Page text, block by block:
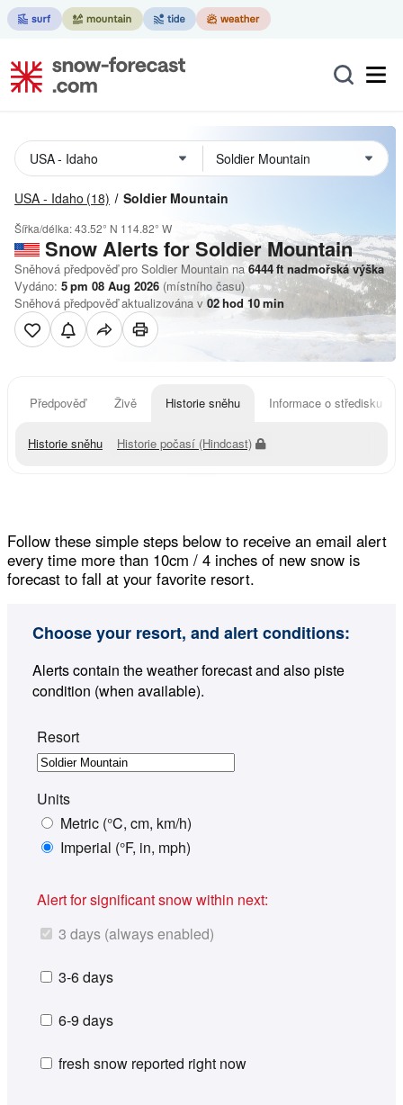
USA - Idaho (18) Soldier Mountain
Šířka/délka:43.52° N 114.82° W
Snow Alerts for Soldier Mountain
Sněhová předpověď pro Soldier Mountain na 6444ft nadmořská výška
Vydáno: 5 pm 08 Aug 2026 (místního času)
Sněhová předpověď aktualizována v 02hod10min
Předpověď Živě Historie sněhu Informace o středisku
Historie sněhu Historie počasí (Hindcast)
Follow these simple steps below to receive an email alert
every time more than 10cm / 4 inches of new snow is
forecast to fall at your favorite resort.
Choose your resort, and alert conditions:
Alerts contain the weather forecast and also piste
condition (when available).
Resort
Units
Metric (°C, cm, km/h)
Imperial (°F, in, mph)
Alert for significant snow within next:
3 days (always enabled)
3-6 days
6-9 days
fresh snow reported right now